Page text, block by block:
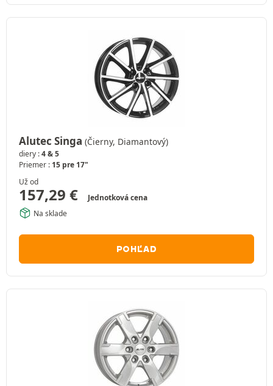
Alutec Singa (Čierny, Diamantový)
diery :4 & 5
Priemer : 15 pre 17"
Už od
157,29 €
Jednotková cena
Na sklade
POHĽAD